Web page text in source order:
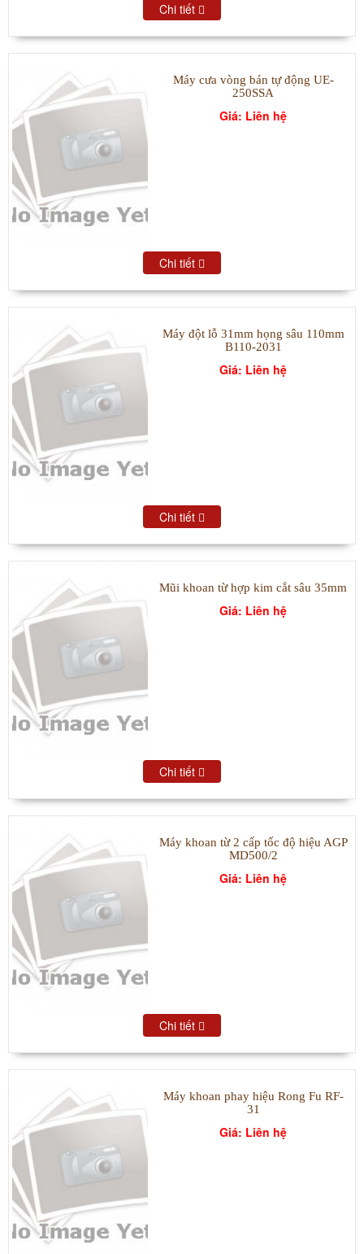
Chi tiết
Máy cưa vòng bán tự động UE-
250SSA
Giá: Liên hệ
Chi tiết
Máy đột lỗ 31mm họng sâu 110mm
B110-2031
Giá: Liên hệ
Chi tiết
Mũi khoan từ hợp kim cắt sâu 35mm
Giá: Liên hệ
Chi tiết
Máy khoan từ 2 cấp tốc độ hiệu AGP
MD500/2
Giá: Liên hệ
Chi tiết
Máy khoan phay hiệu Rong Fu RF-
31
Giá: Liên hệ